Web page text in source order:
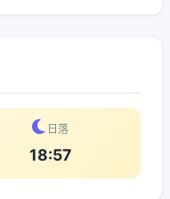
日落
18:57